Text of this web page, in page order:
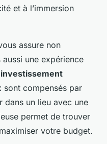
et à l’immersion
assure non
une expérience
sont compensés par
dans un lieu avec une
permet de trouver
votre budget.